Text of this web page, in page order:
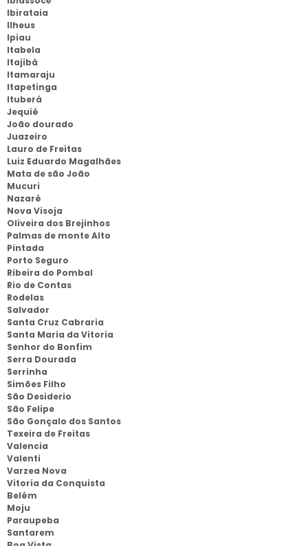
Ibirataia
Ilheus
Ipiau
Itabela
Itajibá
Itamaraju
Itapetinga
Ituberá
Jequié
João dourado
Juazeiro
Lauro de Freitas
Luiz Eduardo Magalhães
Mata de são João
Mucuri
Nazaré
Nova Visoja
Oliveira dos Brejinhos
Palmas de monte Alto
Pintada
Porto Seguro
Ribeira do Pombal
Rio de Contas
Rodelas
Salvador
Santa Cruz Cabraria
Santa Maria da Vitoria
Senhor do Bonfim
Serra Dourada
Serrinha
Simões Filho
São Desiderio
São Felipe
São Gonçalo dos Santos
Texeira de Freitas
Valencia
Valenti
Varzea Nova
Vitoria da Conquista
Belém
Moju
Paraupeba
Santarem